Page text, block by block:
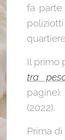
fa
Il primo
tra
pagine)
(2022).
Prima